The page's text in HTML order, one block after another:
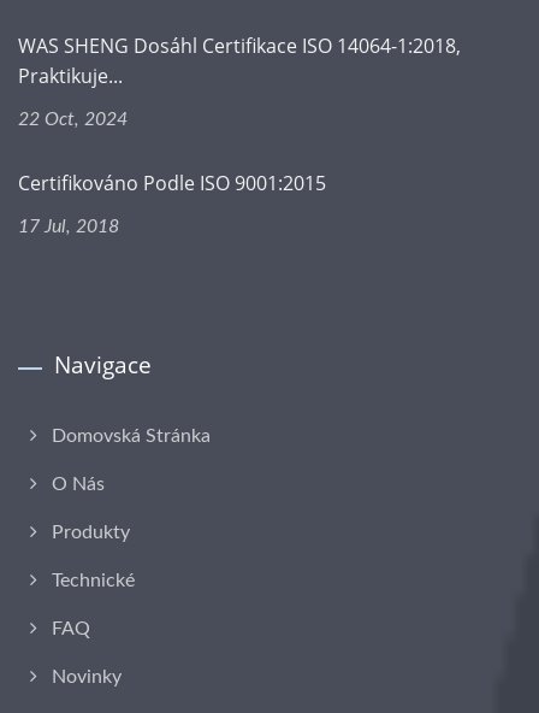
WAS SHENG Dosáhl Certifikace ISO 14064-1:2018,
Praktikuje...
22 Oct, 2024
Certifikováno Podle ISO 9001:2015
17 Jul, 2018
Navigace
Domovská Stránka
O Nás
Produkty
Technické
FAQ
Novinky